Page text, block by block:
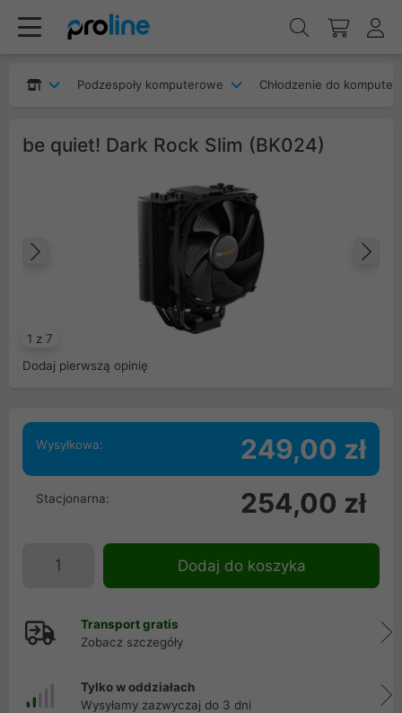
Podzespoły komputerowe Chłodzenie do
be quiet! Dark Rock Slim (BK024)
1 z 7
Poprzedni
Dodaj pierwszą opinię
Wysyłkowa: 249,00 zł
Stacjonarna: 254,00 zł
Dodaj do koszyka
Transport gratis
Zobacz szczegóły
Tylko w oddziałach
Wysyłamy zazwyczaj do 3 dni